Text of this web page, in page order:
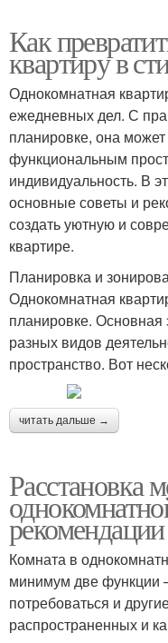
Как
квартиру в
Однокомнатная
ежедневных дел. С
планировке, она
функциональным
индивидуальность. В
основные советы и
создать уютную и
квартире.
Планировка и
Однокомнатная
планировке. Основная
разных видов
пространство. Вот
читать дальше →
Расстановка
рекомендации
Комната в
минимум две функции
потребоваться и
распространенных и